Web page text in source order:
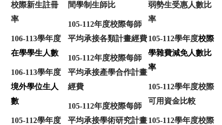
校際新生註冊
率
106-113學年度
在學學生人數
106-113學年度
境外學位生人
數
105-112學年度
間學制生師比
105-112年度校際每師
平均承接各類計畫經費
105-112年度校際每師
平均承接產學合作計畫
經費
105-112年度校際每師
平均承接學術研究計畫
弱勢生受惠人數比
率
105-112學年度校際
學雜費減免人數比
率
105-112學年度校際
可用資金比較
105-112學年度校際